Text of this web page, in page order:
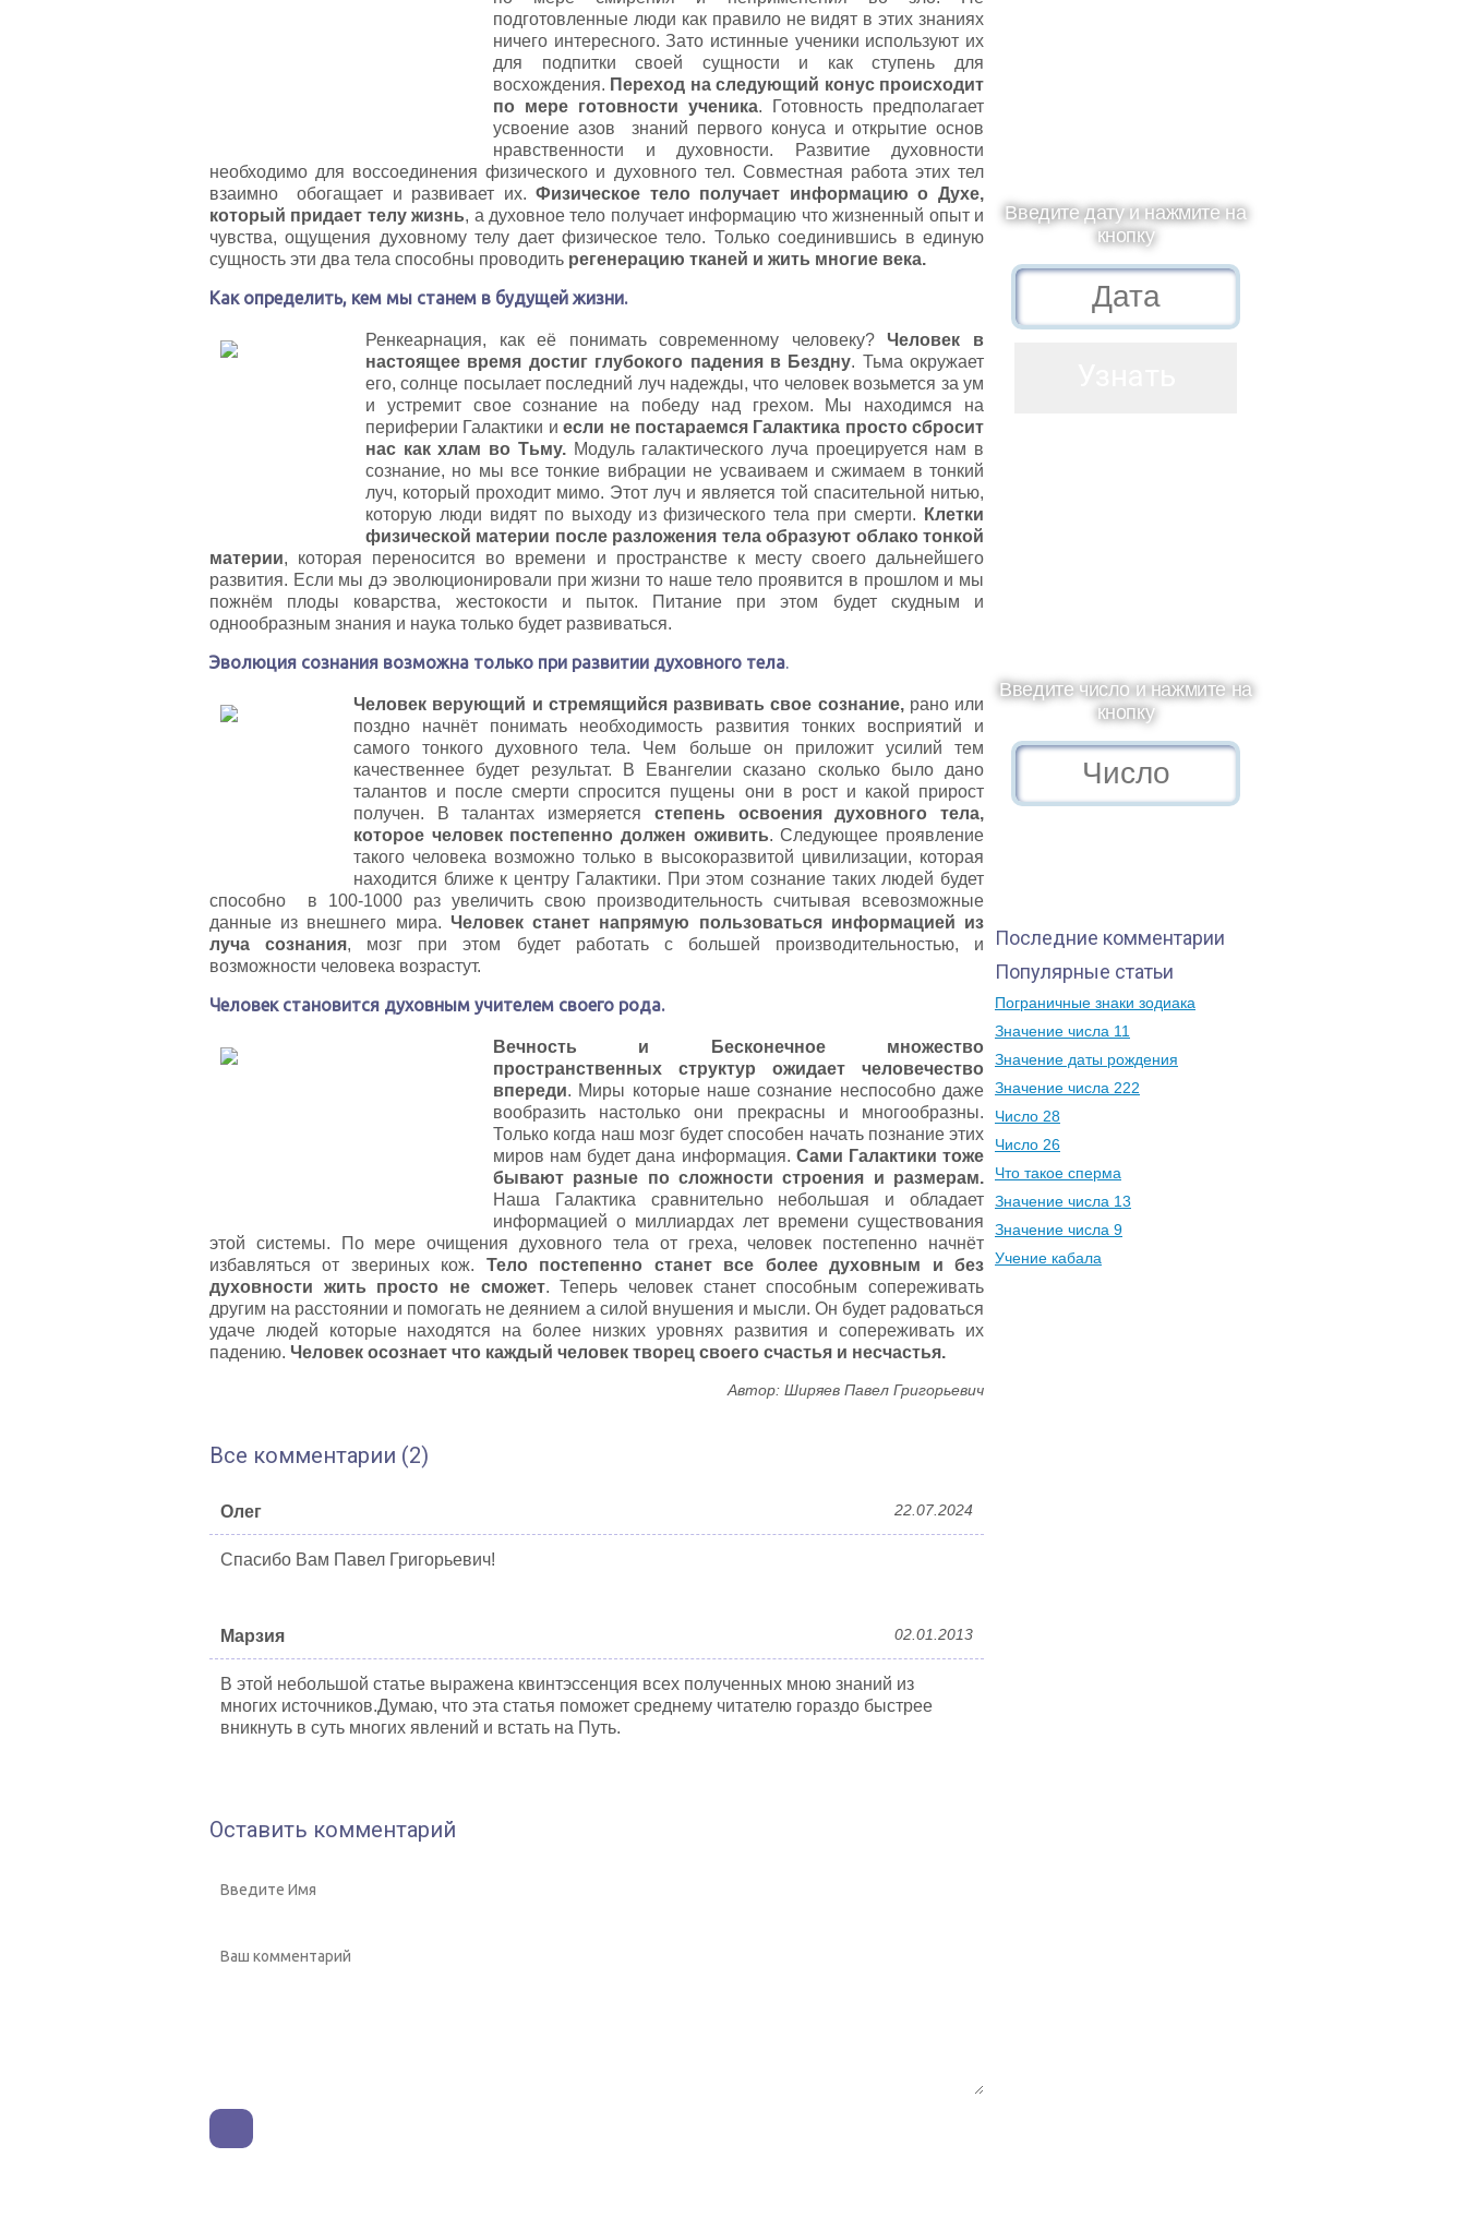
подготовленные люди как правило не видят в этих знаниях
ничего интересного. Зато истинные ученики используют их
для подпитки своей сущности и как ступень для
восхождения. Переход на следующий конус происходит
по мере готовности ученика. Готовность предполагает
усвоение азов знаний первого конуса и открытие основ
нравственности и духовности. Развитие духовности
необходимо для воссоединения физического и духовного тел. Совместная работа этих тел
взаимно обогащает и развивает их.Физическое тело получает информацию о Духе,
который придает телу жизнь, а духовное тело получает информацию что жизненный опыт и
чувства, ощущения духовному телу дает физическое тело. Только соединившись в единую
сущность эти два тела способны проводить регенерацию тканей и жить многие века.
Как определить, кем мы станем в будущей жизни.
Ренкеарнация, как её понимать современному человеку?Человек в
настоящее время достиг глубокого падения в Бездну. Тьма окружает
его, солнце посылает последний луч надежды, что человек возьмется за ум
и устремит свое сознание на победу над грехом. Мы находимся на
периферии Галактики и если не постараемся Галактика просто сбросит
нас как хлам во Тьму.Модуль галактического луча проецируется нам в
сознание, но мы все тонкие вибрации не усваиваем и сжимаем в тонкий
луч, который проходит мимо. Этот луч и является той спасительной нитью,
которую люди видят по выходу из физического тела при смерти.
Клетки
физической материи после разложения тела образуют облако тонкой
материи, которая переносится во времени и пространстве к месту своего дальнейшего
развития. Если мы дэ эволюционировали при жизни то наше тело проявится в прошлом и мы
пожнём плоды коварства, жестокости и пыток. Питание при этом будет скудным и
однообразным знания и наука только будет развиваться.
Эволюция сознания возможна только при развитии духовного тела.
Человек верующий и стремящийся развивать свое сознание,рано или
поздно начнёт понимать необходимость развития тонких восприятий и
самого тонкого духовного тела. Чем больше он приложит усилий тем
качественнее будет результат. В Евангелии сказано сколько было дано
талантов и после смерти спросится пущены они в рост и какой прирост
получен. В талантах измеряется степень освоения духовного тела,
которое человек постепенно должен оживить. Следующее проявление
такого человека возможно только в высокоразвитой цивилизации, которая
находится ближе к центру Галактики. При этом сознание таких людей будет
способно в 100-1000 раз увеличить свою производительность считывая всевозможные
данные из внешнего мира. Человек станет напрямую пользоваться информацией из
луча сознания, мозг при этом будет работать с большей производительностью, и
возможности человека возрастут.
Человек становится духовным учителем своего рода.
Вечность и Бесконечное множество
пространственных структур ожидает человечество
впереди. Миры которые наше сознание неспособно даже
вообразить настолько они прекрасны и многообразны.
Только когда наш мозг будет способен начать познание этих
миров нам будет дана информация. Сами Галактики тоже
бывают разные по сложности строения и размерам.
Наша Галактика сравнительно небольшая и обладает
информацией о миллиардах лет времени существования
этой системы. По мере очищения духовного тела от греха, человек постепенно начнёт
избавляться от звериных кож. Тело постепенно станет все более духовным и без
духовности жить просто не сможет. Теперь человек станет способным сопереживать
другим на расстоянии и помогать не деянием а силой внушения и мысли. Он будет радоваться
удаче людей которые находятся на более низких уровнях развития и сопереживать их
падению. Человек осознает что каждый человек творец своего счастья и несчастья.
Автор: Ширяев Павел Григорьевич
Все комментарии (2)
Олег 22.07.2024
Спасибо Вам Павел Григорьевич!
Марзия 02.01.2013
В этой небольшой статье выражена квинтэссенция всех полученных мною знаний из
многих источников.Думаю, что эта статья поможет среднему читателю гораздо быстрее
вникнуть в суть многих явлений и встать на Путь.
Оставить комментарий
Введите дату и нажмите на
кнопку
Введите число и нажмите на
кнопку
Последние комментарии
Популярные статьи
Пограничные знаки зодиака
Значение числа 11
Значение даты рождения
Значение числа 222
Число 28
Число 26
Что такое сперма
Значение числа 13
Значение числа 9
Учение кабала